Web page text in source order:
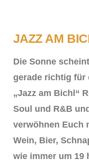
JAZZ AM
Die Sonne
gerade richtig für
„Jazz am Bichl“
Soul und R&B
verwöhnen Euch
Wein, Bier,
wie immer um 19